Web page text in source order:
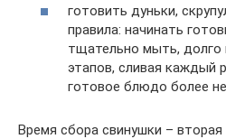
готовить дуньки,
правила: начинать
тщательно мыть, долго
этапов, сливая каждый
готовое блюдо более
Время сбора свинушки – вторая